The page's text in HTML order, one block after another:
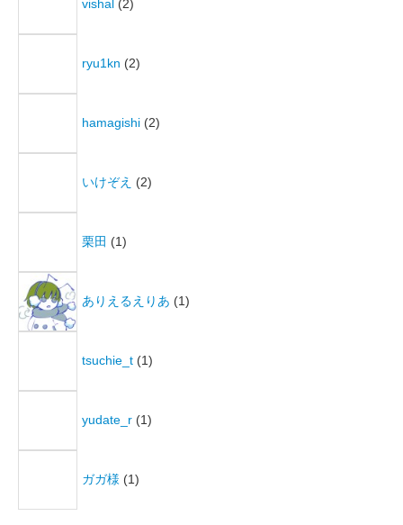
vishal (2)
ryu1kn (2)
hamagishi (2)
いけぞえ (2)
栗田 (1)
ありえるえりあ (1)
tsuchie_t (1)
yudate_r (1)
ガガ様 (1)